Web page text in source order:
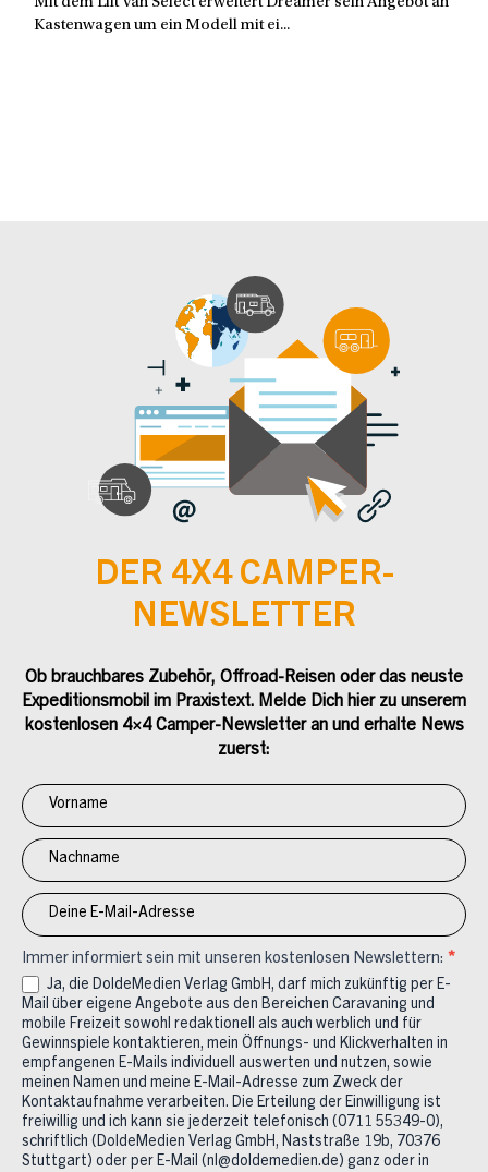
Kastenwagen um ein Modell mit ei...
DER 4X4 CAMPER-
NEWSLETTER
Ob brauchbares Zubehör, Offroad-Reisen oder das neuste
Expeditionsmobil im Praxistext. Melde Dich hier zu unserem
kostenlosen 4×4 Camper-Newsletter an und erhalte News
zuerst:
Newsletter
Anmeldung
4x4
Immer informiert sein mit unseren kostenlosen Newslettern: *
Ja, die DoldeMedien Verlag GmbH, darf mich zukünftig per E-
Mail über eigene Angebote aus den Bereichen Caravaning und
mobile Freizeit sowohl redaktionell als auch werblich und für
Gewinnspiele kontaktieren, mein Öffnungs- und Klickverhalten in
empfangenen E-Mails individuell auswerten und nutzen, sowie
meinen Namen und meine E-Mail-Adresse zum Zweck der
Kontaktaufnahme verarbeiten. Die Erteilung der Einwilligung ist
freiwillig und ich kann sie jederzeit telefonisch (0711 55349-0),
schriftlich (DoldeMedien Verlag GmbH, Naststraße 19b, 70376
Stuttgart) oder per E-Mail (nl@doldemedien.de) ganz oder in